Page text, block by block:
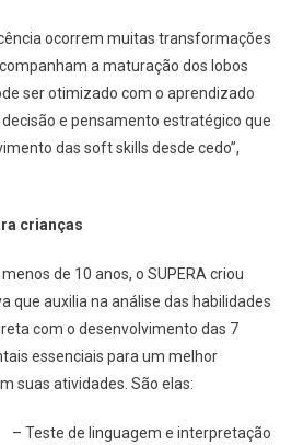
ocorrem muitas transformações
a maturação dos lobos
ser otimizado com o aprendizado
e pensamento estratégico que
das soft skills desde cedo”,
crianças
de 10 anos, o SUPERA criou
que auxilia na análise das habilidades
com o desenvolvimento das 7
essenciais para um melhor
suas atividades. São elas:
de linguagem e interpretação